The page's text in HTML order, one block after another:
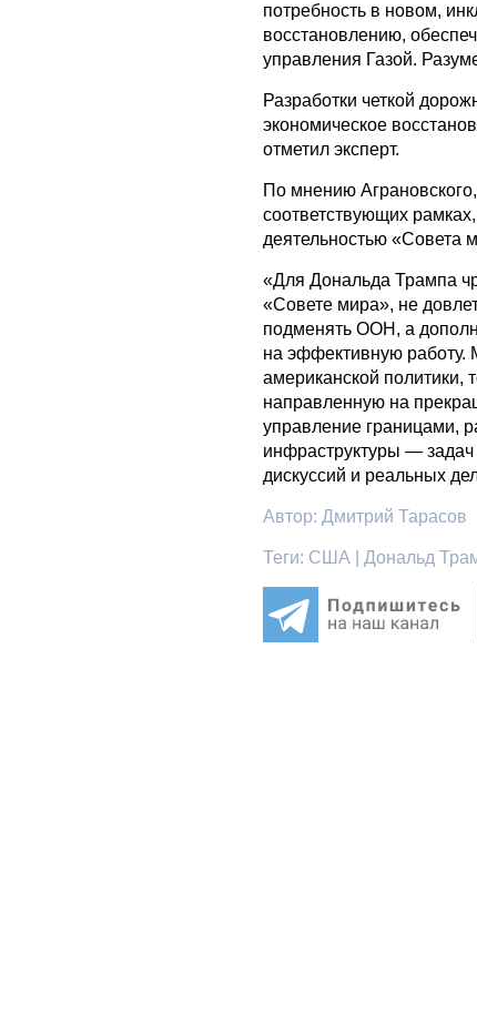
потребность в новом,
восстановлению,
управления Газой.
Разработки четкой
экономическое
отметил эксперт.
По мнению
соответствующих
деятельностью «Совета
«Для Дональда Трампа
«Совете мира», не
подменять ООН, а
на эффективную работу.
американской политики,
направленную на
управление границами,
инфраструктуры —
дискуссий и реальных
Автор:Дмитрий Тарасов
Теги: США | Дональд